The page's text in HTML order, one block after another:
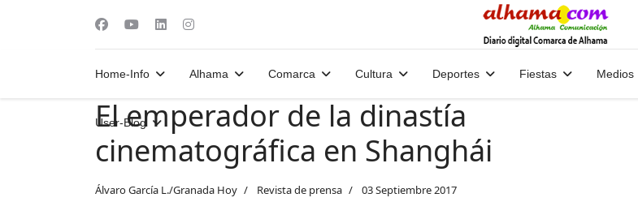
Home-Info Alhama Comarca Cultura Deportes Fiestas Medios
User-Blog
El emperador de la dinastía
cinematográfica en Shanghái
Álvaro García L./Granada Hoy Revista de prensa 03 Septiembre 2017